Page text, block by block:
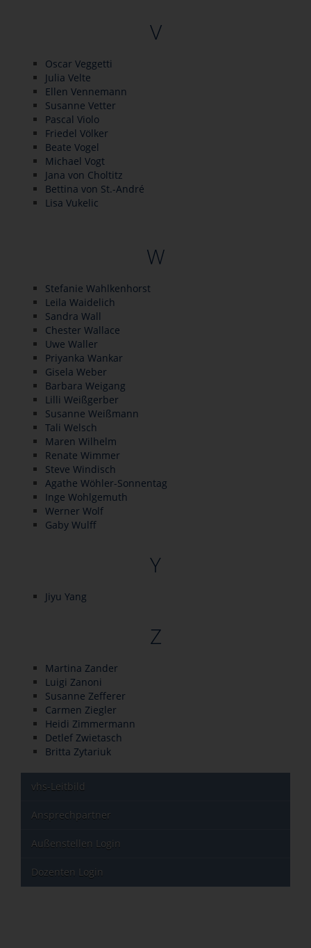
V
Oscar Veggetti
Julia Velte
Ellen Vennemann
Susanne Vetter
Pascal Violo
Friedel Völker
Beate Vogel
Michael Vogt
Jana von Choltitz
Bettina von St.-André
Lisa Vukelic
W
Stefanie Wahlkenhorst
Leila Waidelich
Sandra Wall
Chester Wallace
Uwe Waller
Priyanka Wankar
Gisela Weber
Barbara Weigang
Lilli Weißgerber
Susanne Weißmann
Tali Welsch
Maren Wilhelm
Renate Wimmer
Steve Windisch
Agathe Wöhler-Sonnentag
Inge Wohlgemuth
Werner Wolf
Gaby Wulff
Y
Jiyu Yang
Z
Martina Zander
Luigi Zanoni
Susanne Zefferer
Carmen Ziegler
Heidi Zimmermann
Detlef Zwietasch
Britta Zytariuk
vhs-Leitbild
Ansprechpartner
Außenstellen Login
Dozenten Login